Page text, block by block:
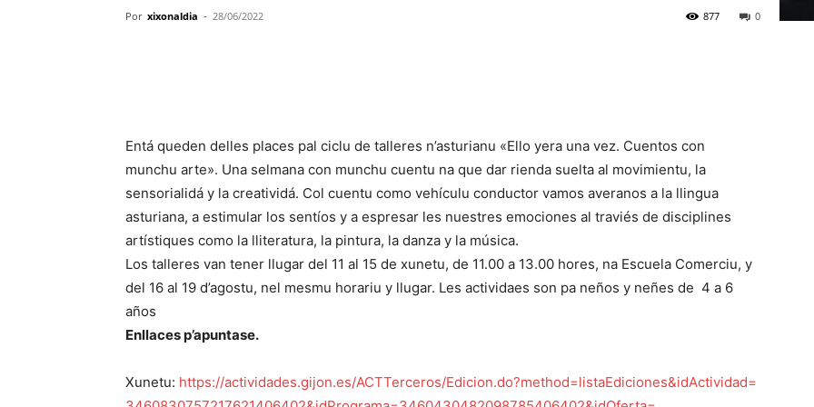
Por xixonaldia - 28/06/2022 0
877
Entá queden delles places pal ciclu de talleres n’asturianu «Ello yera una vez. Cuentos con
munchu arte». Una selmana con munchu cuentu na que dar rienda suelta al movimientu, la
sensorialidá y la creatividá. Col cuentu como vehículu conductor vamos averanos a la llingua
asturiana, a estimular los sentíos y a espresar les nuestres emociones al traviés de disciplines
artístiques como la lliteratura, la pintura, la danza y la música.
Los talleres van tener llugar del 11 al 15 de xunetu, de 11.00 a 13.00 hores, na Escuela Comerciu, y
del 16 al 19 d’agostu, nel mesmu horariu y llugar. Les actividaes son pa neños y neñes de 4 a 6
años
Enllaces p’apuntase.
Xunetu: https://actividades.gijon.es/ACTTerceros/Edicion.do?method=listaEdiciones&idActividad=